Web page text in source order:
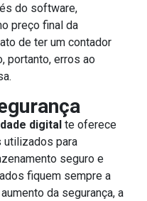
do software,
preço final da
de ter um contador
portanto, erros ao
digital te oferece
utilizados para
seguro e
fiquem sempre a
da segurança, a